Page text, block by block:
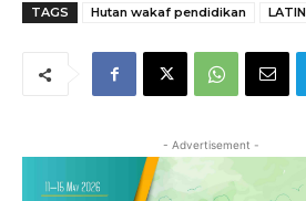
TAGS Hutan wakaf pendidikan LATIN
- Advertisement -